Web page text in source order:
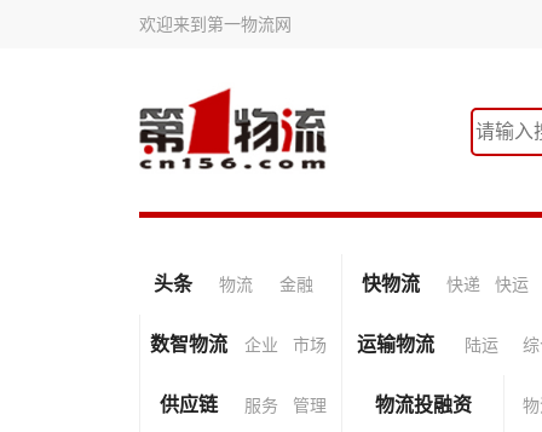
欢迎来到第一物流网
头条 物流 金融 快物流 快递 快运
数智物流 企业 市场 运输物流 陆运
供应链 服务 管理 物流投融资